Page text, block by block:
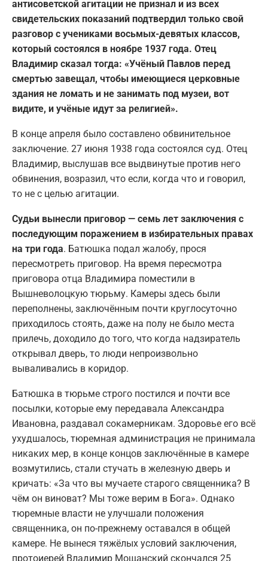
антисоветской агитации не признал и из всех
свидетельских показаний подтвердил только свой
разговор с учениками восьмых-девятых классов,
который состоялся в ноябре 1937 года. Отец
Владимир сказал тогда: «Учёный Павлов перед
смертью завещал, чтобы имеющиеся церковные
здания не ломать и не занимать под музеи, вот
видите, и учёные идут за религией».
В конце апреля было составлено обвинительное
заключение. 27 июня 1938 года состоялся суд. Отец
Владимир, выслушав все выдвинутые против него
обвинения, возразил, что если, когда что и говорил,
то не с целью агитации.
Судьи вынесли приговор — семь лет заключения с
последующим поражением в избирательных правах
на три года. Батюшка подал жалобу, прося
пересмотреть приговор. На время пересмотра
приговора отца Владимира поместили в
Вышневолоцкую тюрьму. Камеры здесь были
переполнены, заключённым почти круглосуточно
приходилось стоять, даже на полу не было места
прилечь, доходило до того, что когда надзиратель
открывал дверь, то люди непроизвольно
вываливались в коридор.
Батюшка в тюрьме строго постился и почти все
посылки, которые ему передавала Александра
Ивановна, раздавал сокамерникам. Здоровье его всё
ухудшалось, тюремная администрация не принимала
никаких мер, в конце концов заключённые в камере
возмутились, стали стучать в железную дверь и
кричать: «За что вы мучаете старого священника? В
чём он виноват? Мы тоже верим в Бога». Однако
тюремные власти не улучшали положения
священника, он по-прежнему оставался в общей
камере. Не вынеся тяжёлых условий заключения,
протоиерей Владимир Мощанский скончался 25